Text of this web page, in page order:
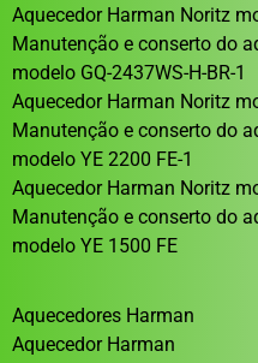
Aquecedor Harman Noritz
Manutenção e conserto do
modelo GQ-2437WS-H-BR-1
Aquecedor Harman Noritz
Manutenção e conserto do
modelo YE 2200 FE-1
Aquecedor Harman Noritz
Manutenção e conserto do
modelo YE 1500 FE
Aquecedores Harman
Aquecedor Harman